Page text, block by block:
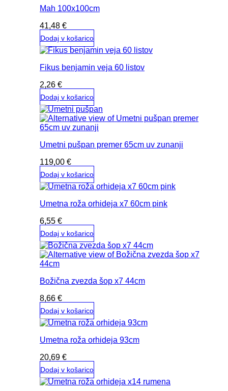
Mah 100x100cm
41,48 €
Dodaj v košarico
Fikus benjamin veja 60 listov
2,26 €
Dodaj v košarico
Umetni pušpan premer 65cm uv zunanji
119,00 €
Dodaj v košarico
Umetna roža orhideja x7 60cm pink
6,55 €
Dodaj v košarico
Božična zvezda šop x7 44cm
8,66 €
Dodaj v košarico
Umetna roža orhideja 93cm
20,69 €
Dodaj v košarico